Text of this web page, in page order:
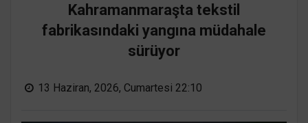
Kahramanmaraşta tekstil
fabrikasındaki yangına müdahale
sürüyor
13 Haziran, 2026, Cumartesi 22:10